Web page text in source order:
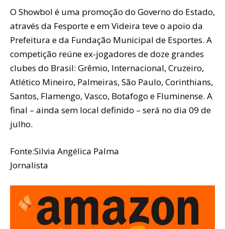
O Showbol é uma promoção do Governo do Estado,
através da Fesporte e em Videira teve o apoio da
Prefeitura e da Fundação Municipal de Esportes. A
competição reúne ex-jogadores de doze grandes
clubes do Brasil: Grêmio, Internacional, Cruzeiro,
Atlético Mineiro, Palmeiras, São Paulo, Corinthians,
Santos, Flamengo, Vasco, Botafogo e Fluminense. A
final – ainda sem local definido – será no dia 09 de
julho.
Fonte:Silvia Angélica Palma
Jornalista